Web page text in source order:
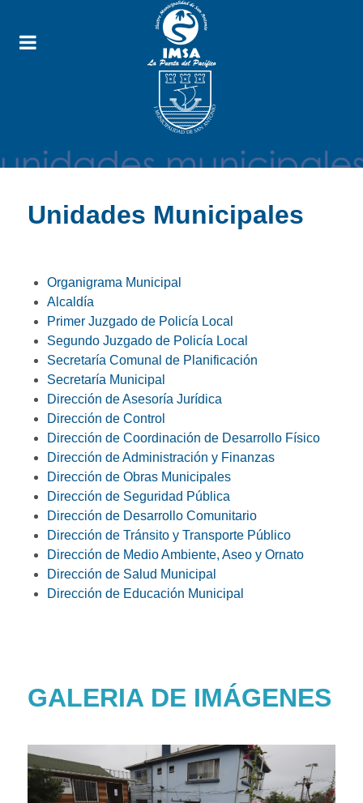
Unidades Municipales
Organigrama Municipal
Alcaldía
Primer Juzgado de Policía Local
Segundo Juzgado de Policía Local
Secretaría Comunal de Planificación
Secretaría Municipal
Dirección de Asesoría Jurídica
Dirección de Control
Dirección de Coordinación de Desarrollo Físico
Dirección de Administración y Finanzas
Dirección de Obras Municipales
Dirección de Seguridad Pública
Dirección de Desarrollo Comunitario
Dirección de Tránsito y Transporte Público
Dirección de Medio Ambiente, Aseo y Ornato
Dirección de Salud Municipal
Dirección de Educación Municipal
GALERIA DE IMÁGENES